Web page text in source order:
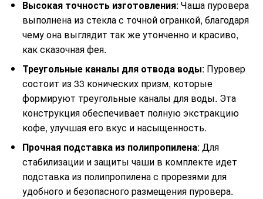
Высокая точность изготовления: Чаша пуровера
выполнена из стекла с точной огранкой, благодаря
чему она выглядит так же утонченно и красиво,
как сказочная фея.
Треугольные каналы для отвода воды: Пуровер
состоит из 33 конических призм, которые
формируют треугольные каналы для воды. Эта
конструкция обеспечивает полную экстракцию
кофе, улучшая его вкус и насыщенность.
Прочная подставка из полипропилена: Для
стабилизации и защиты чаши в комплекте идет
подставка из полипропилена с прорезями для
удобного и безопасного размещения пуровера.